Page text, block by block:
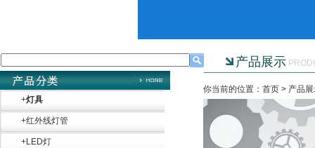
+灯具
+红外线灯管
+LED灯
产品展示
你当前的位置：首页 > 产品